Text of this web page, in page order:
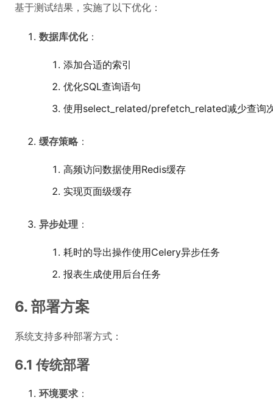
基于测试结果，实施了以下优化：
数据库优化：
添加合适的索引
优化SQL查询语句
使用select_related/prefetch_related减少查询
缓存策略 ：
高频访问数据使用Redis缓存
实现页面级缓存
异步处理 ：
耗时的导出操作使用Celery异步任务
报表生成使用后台任务
6. 部署方案
系统支持多种部署方式：
6.1 传统部署
环境要求 ：